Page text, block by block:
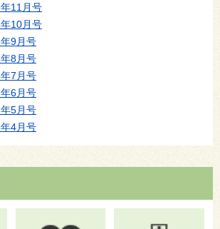
11月号
10月号
9月号
8月号
7月号
6月号
5月号
4月号